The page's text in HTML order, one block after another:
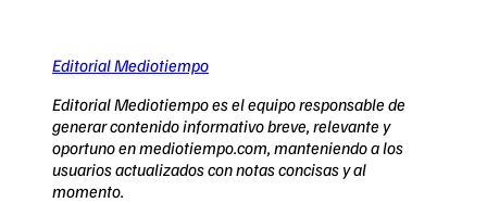
Editorial Mediotiempo
Editorial Mediotiempo es el equipo responsable de
generar contenido informativo breve, relevante y
oportuno en mediotiempo.com, manteniendo a los
usuarios actualizados con notas concisas y al
momento.